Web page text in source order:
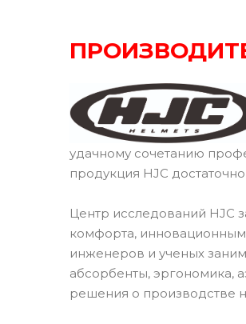
удачному сочетанию
продукция HJC
Центр исследований HJC
комфорта,
инженеров и ученых
абсорбенты, эргономика,
решения о производстве